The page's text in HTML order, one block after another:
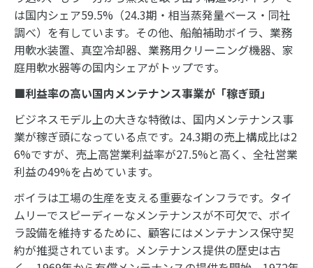
は国内シェア59.5%（24.3期・相当蒸発量ベース・同社
調べ）を有しています。その他、船舶補助ボイラ、業務
用軟水装置、真空冷却器、業務用クリーニング機器、家
庭用軟水器等の国内シェアがトップです。
■利益率の高い国内メンテナンス事業が「稼ぎ頭」
ビジネスモデル上の大きな特徴は、国内メンテナンス事
業が稼ぎ頭になっている点です。24.3期の売上構成比は2
6%ですが、売上高営業利益率が27.5%と高く、全社営業
利益の49%を占めています。
ボイラは工場の生産を支える重要なインフラです。タイ
ムリーでスピーディーなメンテナンスが不可欠で、ボイ
ラ設備を維持するために、顧客にはメンテナンス保守契
約が推奨されています。メンテナンス提供の歴史は古